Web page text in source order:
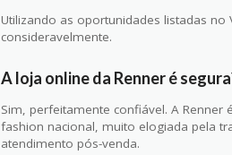
Utilizando as oportunidades listadas
consideravelmente.
A loja online da Renner é
Sim, perfeitamente confiável. A
fashion nacional, muito elogiada pela
atendimento pós-venda.